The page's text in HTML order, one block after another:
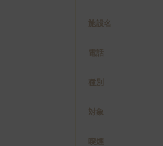
施設名
電話
種別
対象
喫煙